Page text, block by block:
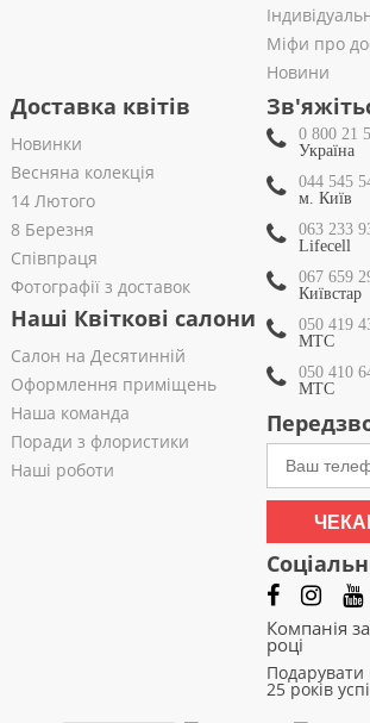
Міфи про
Новини
Доставка квітів
Новинки
Весняна колекція
14 Лютого
8 Березня
Співпраця
Фотографії з доставок
Наші Квіткові салони
Салон на Десятинній
Оформлення приміщень
Наша команда
Поради з флористики
Наші роботи
0 800 21
Україна
044 545
м. Київ
063 233
Lifecell
067 659
Київстар
050 419
МТС
050 410
МТС
Компанія
році
Подарувати
25 років